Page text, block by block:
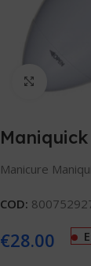
Manicure
COD:
€28.00